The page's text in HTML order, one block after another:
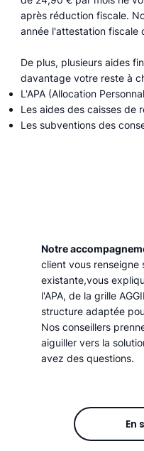
après réduction fiscale.
année l'attestation fiscale
De plus, plusieurs aides
davantage votre reste à
L'APA (Allocation
Les aides des caisses de
Les subventions des
Notre
client vous renseigne
existante,vous
l'APA, de la grille
structure adaptée
Nos conseillers
aiguiller vers la
avez des questions.
En